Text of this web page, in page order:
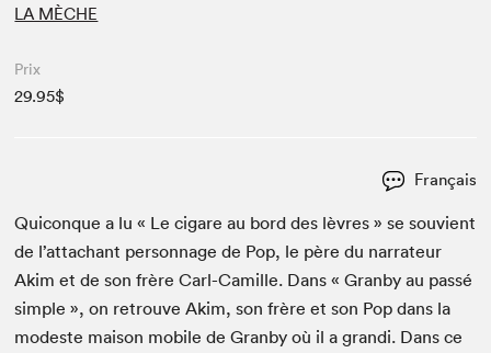
LA MÈCHE
Prix
29.95$
Français
Quiconque a lu « Le cig­a­re au bord des lèvres » se sou­vient
de l’attachant per­son­nage de Pop, le père du nar­ra­teur
Akim et de son frère Carl-Camille. Dans « Gran­by au passé
sim­ple », on retrou­ve Akim, son frère et son Pop dans la
mod­este mai­son mobile de Gran­by où il a gran­di. Dans ce